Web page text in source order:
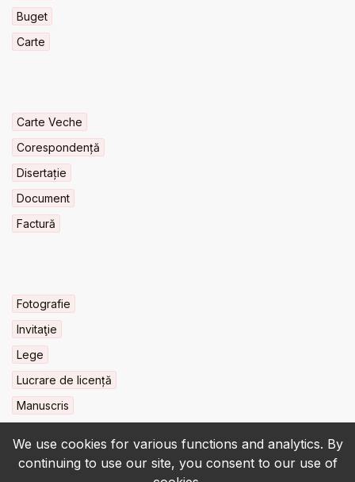
We use cookies for various functions and analytics. By
continuing to use our site, you consent to our use of
Buget
Carte
Carte Veche
Corespondență
Disertație
Document
Factură
Fotografie
Invitaţie
Lege
Lucrare de licență
Manuscris